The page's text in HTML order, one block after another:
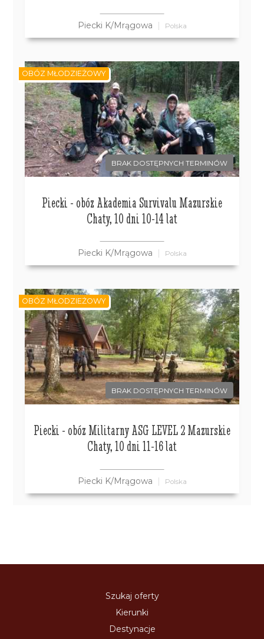
Piecki K/Mrągowa Polska
BRAK DOSTĘPNYCH TERMINÓW
Piecki - obóz Akademia Survivalu Mazurskie
Chaty, 10 dni 10-14 lat
Piecki K/Mrągowa Polska
OBÓZ MŁODZIEŻOWY
BRAK DOSTĘPNYCH TERMINÓW
Piecki - obóz Militarny ASG LEVEL 2 Mazurskie
Chaty, 10 dni 11-16 lat
Piecki K/Mrągowa Polska
OBÓZ MŁODZIEŻOWY
Szukaj oferty
Kierunki
Destynacje